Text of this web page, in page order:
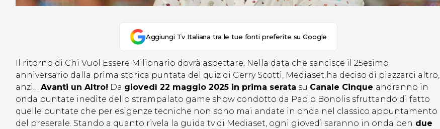
Aggiungi Tv Italiana tra le tue fonti preferite su Google
Il ritorno di Chi Vuol Essere Milionario dovrà aspettare. Nella data che sancisce il 25esimo
anniversario dalla prima storica puntata del quiz di Gerry Scotti, Mediaset ha deciso di piazzarci altro,
anzi… Avanti un Altro! Da giovedì 22 maggio 2025 in prima serata su Canale Cinque andranno in
onda puntate inedite dello strampalato game show condotto da Paolo Bonolis sfruttando di fatto
quelle puntate che per esigenze tecniche non sono mai andate in onda nel classico appuntamento
del preserale. Stando a quanto rivela la guida tv di Mediaset, ogni giovedì saranno in onda ben due